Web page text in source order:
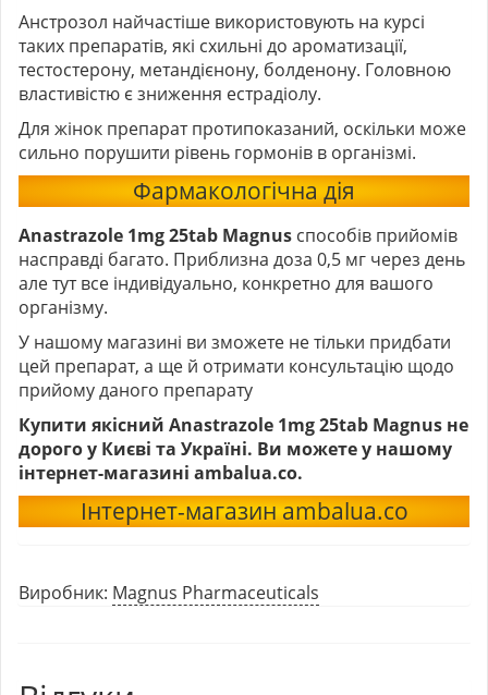
Анстрозол найчастіше використовують на курсі
таких препаратів, які схильні до ароматизації,
тестостерону, метандієнону, болденону. Головною
властивістю є зниження естрадіолу.
Для жінок препарат протипоказаний, оскільки може
сильно порушити рівень гормонів в організмі.
Фармакологічна дія
Anastrazole 1mg 25tab Magnus способів прийомів
насправді багато. Приблизна доза 0,5 мг через день
але тут все індивідуально, конкретно для вашого
організму.
У нашому магазині ви зможете не тільки придбати
цей препарат, а ще й отримати консультацію щодо
прийому даного препарату
Купити якісний Anastrazole 1mg 25tab Magnus не
дорого у Києві та Україні. Ви можете у нашому
інтернет-магазині ambalua.co.
Інтернет-магазин ambalua.co
Виробник: Magnus Pharmaceuticals